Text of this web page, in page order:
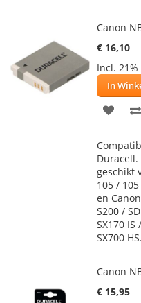
Canon
€ 16,10
Incl. 21%
In
VOEG
AAN
geschikt
105 /
en
S200 /
SX170 IS
SX700 HS.
Canon
€ 15,95